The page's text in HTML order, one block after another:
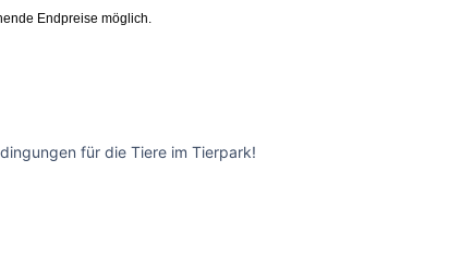
Endpreise möglich.
für die Tiere im Tierpark!